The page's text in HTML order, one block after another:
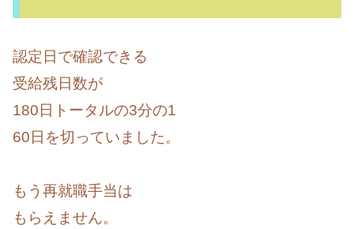
認定日で確認できる
受給残日数が
180日トータルの3分の1
60日を切っていました。
もう再就職手当は
もらえません。